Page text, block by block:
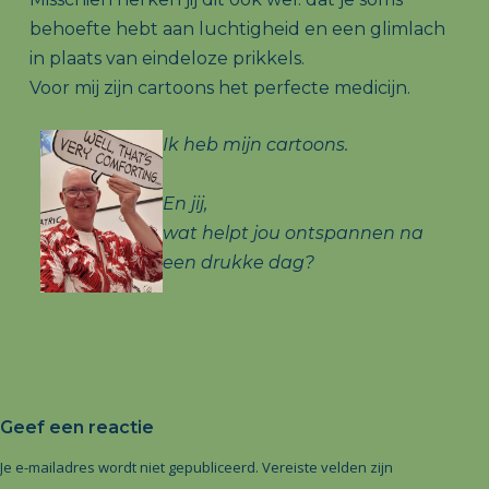
behoefte hebt aan luchtigheid en een glimlach
in plaats van eindeloze prikkels.
Voor mij zijn cartoons het perfecte medicijn.
Ik heb mijn cartoons.
En jij,
wat helpt jou ontspannen na
een drukke dag?
Geef een reactie
Je e-mailadres wordt niet gepubliceerd. Vereiste velden zijn
A